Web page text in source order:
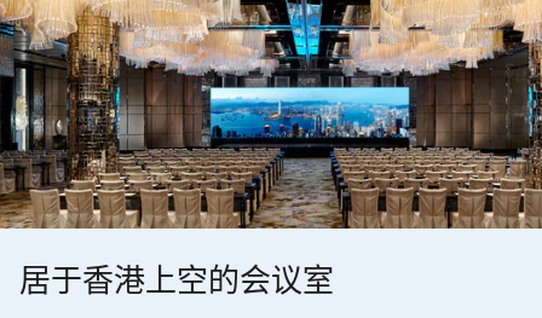
居于香港上空的会议室